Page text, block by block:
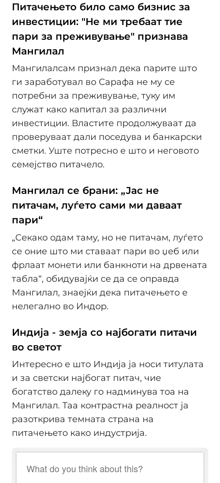
Питачењето било само бизнис за
инвестиции: "Не ми требаат тие
пари за преживување" признава
Мангилал
Мангилалсам признал дека парите што
ги заработувал во Сарафа не му се
потребни за преживување, туку им
служат како капитал за различни
инвестиции. Властите продолжуваат да
проверуваат дали поседува и банкарски
сметки. Уште потресно е што и неговото
семејство питачело.
Мангилал се брани: „Јас не
питачам, луѓето сами ми даваат
пари“
„Секако одам таму, но не питачам, луѓето
се оние што ми ставаат пари во џеб или
фрлаат монети или банкноти на дрвената
табла“, обидувајќи се да се оправда
Мангилал, знаејќи дека питачењето е
нелегално во Индор.
Индија - земја со најбогати питачи
во светот
Интересно е што Индија ја носи титулата
и за светски најбогат питач, чие
богатство далеку го надминува тоа на
Мангилал. Таа контрастна реалност ја
разоткрива темната страна на
питачењето како индустрија.